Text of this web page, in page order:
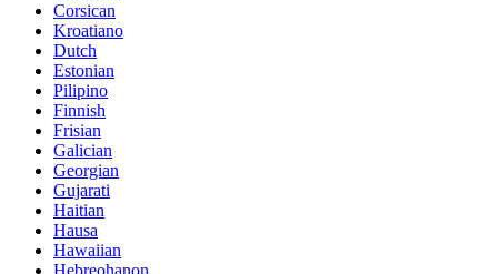
Corsican
Kroatiano
Dutch
Estonian
Pilipino
Finnish
Frisian
Galician
Georgian
Gujarati
Haitian
Hausa
Hawaiian
Hebreohanon